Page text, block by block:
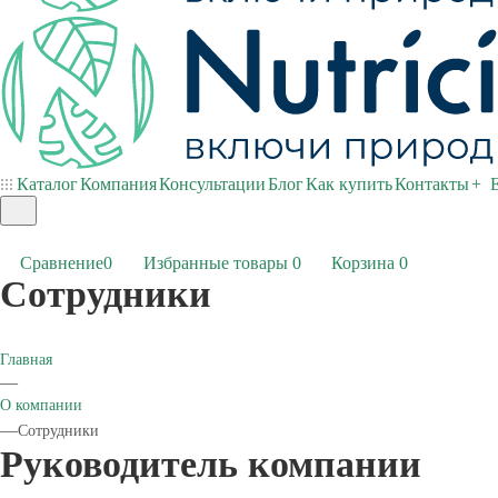
КаталогКомпанияКонсультацииБлогКак купитьКонтакты+
Сравнение0 Избранные товары 0 Корзина 0
Сотрудники
Главная
—
О компании
—Сотрудники
Руководитель компании